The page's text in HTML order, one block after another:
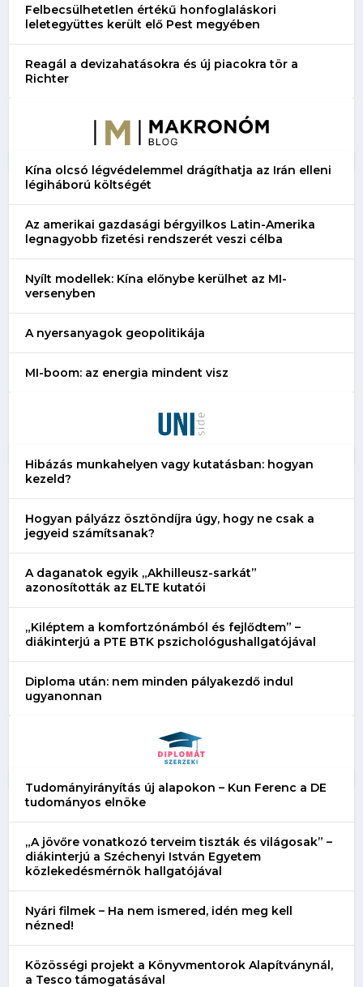
Felbecsülhetetlen értékű honfoglaláskori
leletegyüttes került elő Pest megyében
Reagál a devizahatásokra és új piacokra tör a
Richter
Kína olcsó légvédelemmel drágíthatja az Irán elleni
légiháború költségét
Az amerikai gazdasági bérgyilkos Latin-Amerika
legnagyobb fizetési rendszerét veszi célba
Nyílt modellek: Kína előnybe kerülhet az MI-
versenyben
A nyersanyagok geopolitikája
MI-boom: az energia mindent visz
Hibázás munkahelyen vagy kutatásban: hogyan
kezeld?
Hogyan pályázz ösztöndíjra úgy, hogy ne csak a
jegyeid számítsanak?
A daganatok egyik „Akhilleusz-sarkát”
azonosították az ELTE kutatói
„Kiléptem a komfortzónámból és fejlődtem” –
diákinterjú a PTE BTK pszichológushallgatójával
Diploma után: nem minden pályakezdő indul
ugyanonnan
Tudományirányítás új alapokon – Kun Ferenc a DE
tudományos elnöke
„A jövőre vonatkozó terveim tiszták és világosak” –
diákinterjú a Széchenyi István Egyetem
közlekedésmérnök hallgatójával
Nyári filmek – Ha nem ismered, idén meg kell
nézned!
Közösségi projekt a Könyvmentorok Alapítványnál,
a Tesco támogatásával